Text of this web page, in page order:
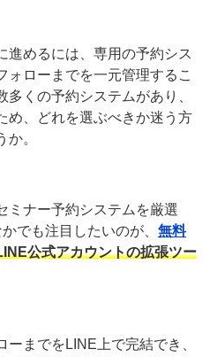
進めるには、専用の予約シス
ォローまでを一元管理するこ
多くの予約システムがあり、
め、どれを選ぶべきか迷う方
か。
ミナー予約システムを厳選
でも注目したいのが、 無料
公式アカウントの拡張ツー
までをLINE上で完結でき、